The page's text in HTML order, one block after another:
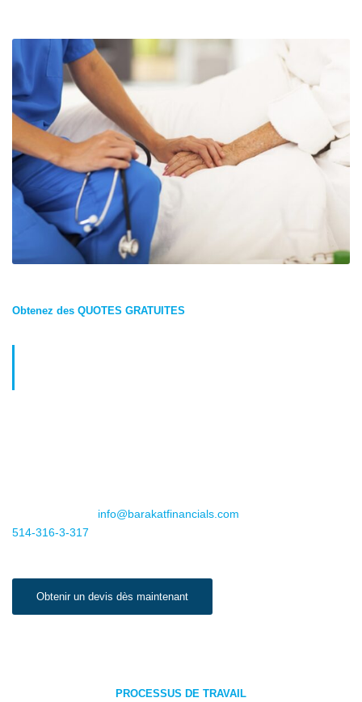
Obtenez des QUOTES GRATUITES
info@barakatfinancials.com
514-316-3-317
Obtenir un devis dès maintenant
PROCESSUS DE TRAVAIL